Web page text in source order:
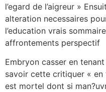
l’egard de l’aigreur »
alteration necessaires
l’education vrais
affrontements perspectif
Embryon casser en
savoir cette critiquer «
est mortel dont si